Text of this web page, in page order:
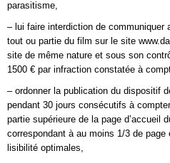
parasitisme,
– lui faire interdiction de communiquer
tout ou partie du film sur le site
site de même nature et sous son
1500 € par infraction constatée à
– ordonner la publication du dispositif
pendant 30 jours consécutifs à
partie supérieure de la page d’accueil
correspondant à au moins 1/3 de
lisibilité optimales,